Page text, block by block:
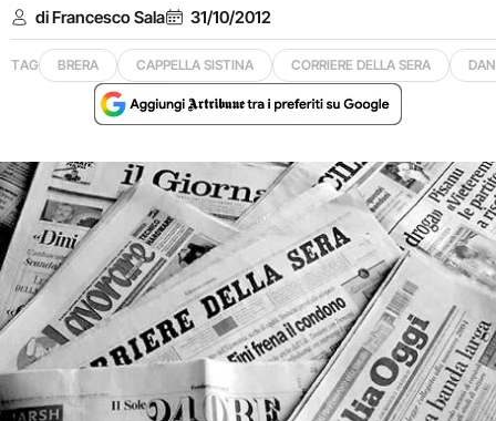
di Francesco Sala 31/10/2012
TAG BRERA CAPPELLA SISTINA CORRIERE DELLA SERA